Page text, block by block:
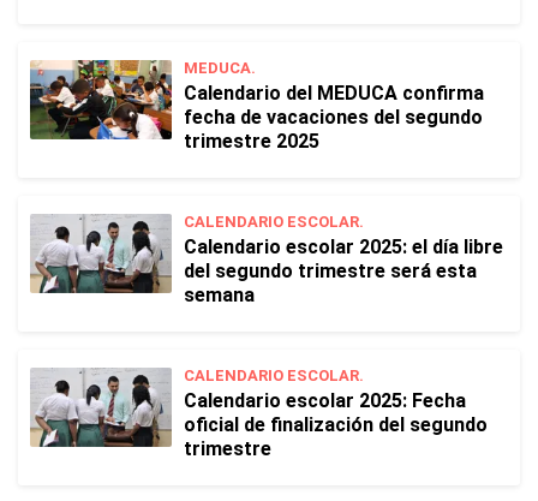
MEDUCA.
Calendario del MEDUCA confirma
fecha de vacaciones del segundo
trimestre 2025
CALENDARIO ESCOLAR.
Calendario escolar 2025: el día libre
del segundo trimestre será esta
semana
CALENDARIO ESCOLAR.
Calendario escolar 2025: Fecha
oficial de finalización del segundo
trimestre